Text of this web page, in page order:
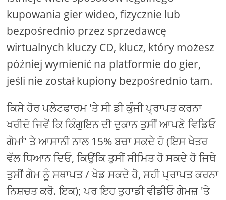
kupowania gier wideo, fizycznie lub
bezpośrednio przez sprzedawcę
wirtualnych kluczy CD, klucz, który możesz
później wymienić na platformie do gier,
jeśli nie został kupiony bezpośrednio tam.
ਕਿਸੇ ਹੋਰ ਪਲੇਟਫਾਰਮ 'ਤੇ ਸੀ ਡੀ ਕੁੰਜੀ ਪ੍ਰਾਪਤ ਕਰਨਾ
ਖਰੀਦੋ ਜਿਵੇਂ ਕਿ ਕਿੰਗੁਇਨ ਦੀ ਦੁਕਾਨ ਤੁਸੀਂ ਆਪਣੇ ਵਿਡਿਓ
ਗੇਮਾਂ' ਤੇ ਆਸਾਨੀ ਨਾਲ 15% ਬਚਾ ਸਕਦੇ ਹੋ (ਇਸ ਖੇਤਰ
ਵੱਲ ਧਿਆਨ ਦਿਓ, ਕਿਉਂਕਿ ਤੁਸੀਂ ਸੀਮਿਤ ਹੋ ਸਕਦੇ ਹੋ ਜਿਥੇ
ਤੁਸੀਂ ਗੇਮ ਨੂੰ ਸਥਾਪਤ / ਖੇਡ ਸਕਦੇ ਹੋ, ਸਹੀ ਪ੍ਰਾਪਤ ਕਰਨਾ
ਨਿਸ਼ਚਤ ਕਰੋ. ਇਕ); ਪਰ ਇਹ ਤੁਹਾਡੀ ਵੀਡੀਓ ਗੇਮਜ਼ 'ਤੇ